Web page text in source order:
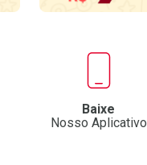
Baixe
Nosso Aplicativo